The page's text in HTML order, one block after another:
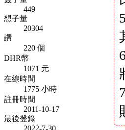
449
想子量
20304
讚
220 個
DHR幣
1071 元
在線時間
1775 小時
註冊時間
2011-10-17
最後登錄
2022-7-30